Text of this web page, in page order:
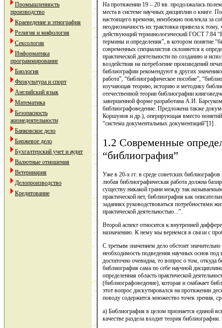
Промышленность
производство
Краеведение и этнография
Религия и мифология
Сексология
Информатика
программирование
Биология
Физкультура и спорт
Английский язык
Математика
Безопасность
жизнедеятельности
Банковское дело
Биржевое дело
Бухгалтерский учет и аудит
Валютные отношения
Ветеринария
Делопроизводство
Кредитование
На протяжении 19 – 20 вв. продолжалась
места в системе научных дисциплин о книге.
настоящего времени, неизбежно повлекла за
неоднозначность их трактовки привела к
действующий терминологический ГОСТ 7.84
термины и определения”, в котором понятие
современных специалистов склоняется к
практической деятельности по созданию и
воздействия на потребление произведений
библиографии рекомендуют в других
работа”, “библиографическое пособие”,
изучающая теорию, историю и методику
отечественной теории библиографии
завершенной форме разработана А.И.
библиографоведение. Предложена также
Коршунов и др.), оперирующая вместо
“система документальных документаций”[1] .
1.2 Современные
“библиография”
Уже в 20-х гг. в среде советских
любая библиографическая работа должна
существу никакой грани между так
практической нет, библиография как
заданиях руководствоваться потребностями
практической деятельностью...”.
Второй аспект относится к внутренней
назначению. К нему мы вернемся в связи с
С третьим значением дело обстоит
необходимость подведения научных основ
достаточно очевидна, то вопрос о том, откуда
библиография сама по себе научной
определенная область практической
(библиографоведение), которая и снабжает
этот вопрос дискутировался на протяжении
поводу содержится множество точек зрения,
а) Библиография в целом признается единой
качестве раздела входит теория библиографии.